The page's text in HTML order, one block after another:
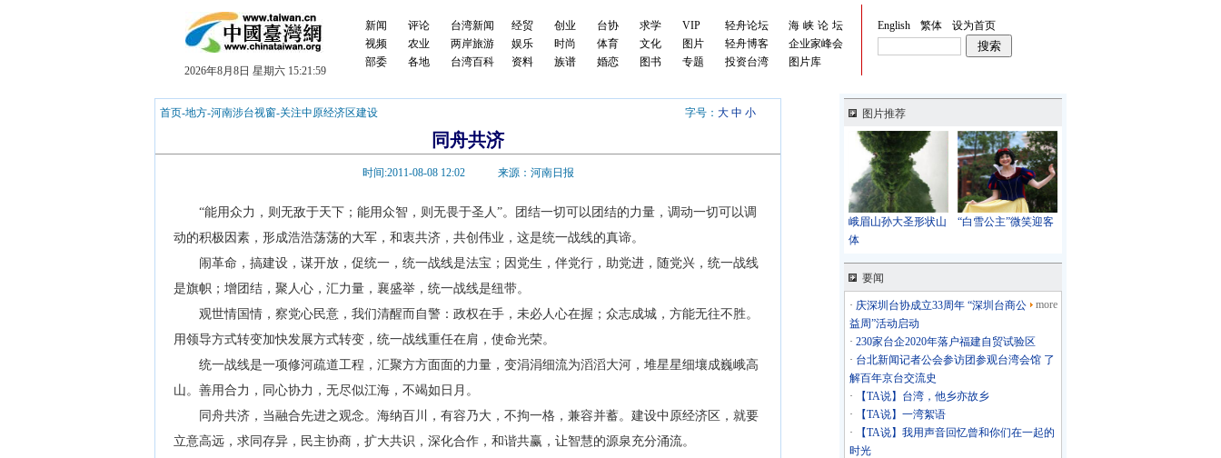
2026年8月8日 星期六 15:22:00
新闻
视频
部委
评论
农业
各地
台湾新闻
两岸旅游
台湾百科
经贸
娱乐
资料
创业
时尚
族谱
台协
体育
婚恋
求学
文化
图书
VIP
图片
专题
轻舟论坛
轻舟博客
投资台湾
海峡论坛
企业家峰会
图片库
English 繁体 设为首页
首页-地方-河南涉台视窗-关注中原经济区建设 字号： 大 中 小
同舟共济
时间:2011-08-08 12:02来源：河南日报
“能用众力，则无敌于天下；能用众智，则无畏于圣人”。团结一切可以团结的力量，调动一切可以调
动的积极因素，形成浩浩荡荡的大军，和衷共济，共创伟业，这是统一战线的真谛。
闹革命，搞建设，谋开放，促统一，统一战线是法宝；因党生，伴党行，助党进，随党兴，统一战线
是旗帜；增团结，聚人心，汇力量，襄盛举，统一战线是纽带。
观世情国情，察党心民意，我们清醒而自警：政权在手，未必人心在握；众志成城，方能无往不胜。
用领导方式转变加快发展方式转变，统一战线重任在肩，使命光荣。
统一战线是一项修河疏道工程，汇聚方方面面的力量，变涓涓细流为滔滔大河，堆星星细壤成巍峨高
山。善用合力，同心协力，无尽似江海，不竭如日月。
同舟共济，当融合先进之观念。海纳百川，有容乃大，不拘一格，兼容并蓄。建设中原经济区，就要
立意高远，求同存异，民主协商，扩大共识，深化合作，和谐共赢，让智慧的源泉充分涌流。
图片推荐
峨眉山孙大圣形状山
体
“白雪公主”微笑迎客
要闻
more
· 庆深圳台协成立33周年 “深圳台商公
益周”活动启动
· 230家台企2020年落户福建自贸试验区
· 台北新闻记者公会参访团参观台湾会馆 了
解百年京台交流史
· 【TA说】台湾，他乡亦故乡
· 【TA说】一湾絮语
· 【TA说】我用声音回忆曾和你们在一起的
时光